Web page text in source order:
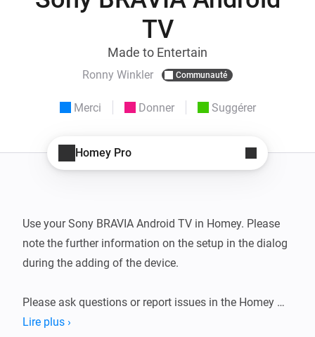
TV
Made to Entertain
Ronny Winkler Communauté
Merci Donner Suggérer
Homey Pro
Use your Sony BRAVIA Android TV in Homey. Please
note the further information on the setup in the dialog
during the adding of the device.
Please ask questions or report issues in the Homey
forum post linked below.
Lire plus ›